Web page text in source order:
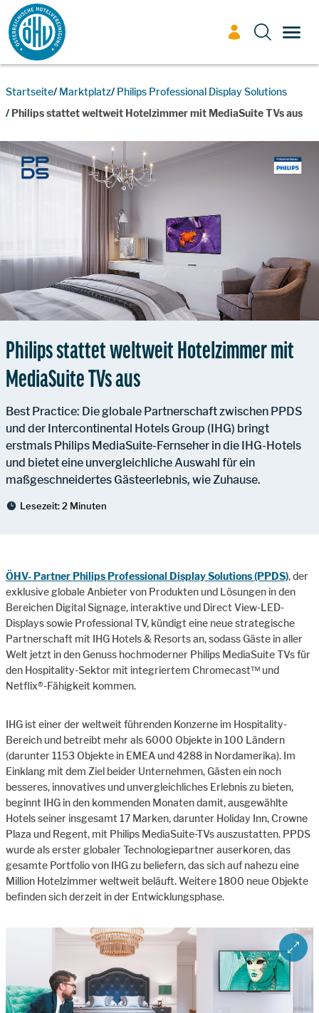
Zum Inhalt
Startseite Marktplatz Philips Professional Display Solutions
Philips stattet weltweit Hotelzimmer mit MediaSuite TVs aus
Philips stattet weltweit Hotelzimmer mit
MediaSuite TVs aus
Best Practice: Die globale Partnerschaft zwischen PPDS
und der Intercontinental Hotels Group (IHG) bringt
erstmals Philips MediaSuite-Fernseher in die IHG-Hotels
und bietet eine unvergleichliche Auswahl für ein
maßgeschneidertes Gästeerlebnis, wie Zuhause.
Lesezeit:2 Minuten
ÖHV- Partner Philips Professional Display Solutions (PPDS), der
exklusive globale Anbieter von Produkten und Lösungen in den
Bereichen Digital Signage, interaktive und Direct View-LED-
Displays sowie Professional TV, kündigt eine neue strategische
Partnerschaft mit IHG Hotels & Resorts an, sodass Gäste in aller
Welt jetzt in den Genuss hochmoderner Philips MediaSuite TVs für
den Hospitality-Sektor mit integriertem Chromecast™ und
Netflix®-Fähigkeit kommen.
IHG ist einer der weltweit führenden Konzerne im Hospitality-
Bereich und betreibt mehr als 6000 Objekte in 100 Ländern
(darunter 1153 Objekte in EMEA und 4288 in Nordamerika). Im
Einklang mit dem Ziel beider Unternehmen, Gästen ein noch
besseres, innovatives und unvergleichliches Erlebnis zu bieten,
beginnt IHG in den kommenden Monaten damit, ausgewählte
Hotels seiner insgesamt 17 Marken, darunter Holiday Inn, Crowne
Plaza und Regent, mit Philips MediaSuite-TVs auszustatten. PPDS
wurde als erster globaler Technologiepartner auserkoren, das
gesamte Portfolio von IHG zu beliefern, das sich auf nahezu eine
Million Hotelzimmer weltweit beläuft. Weitere 1800 neue Objekte
befinden sich derzeit in der Entwicklungsphase.
ZOOM